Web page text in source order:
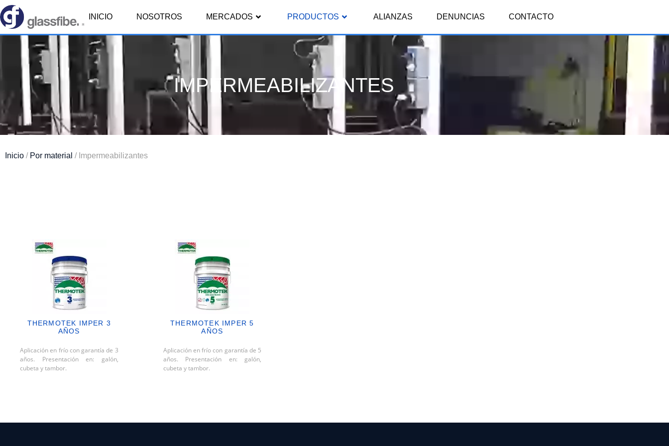
INICIO NOSOTROS MERCADOS PRODUCTOS ALIANZAS DENUNCIAS CONTACTO
IMPERMEABILIZANTES
Inicio / Por material / Impermeabilizantes
THERMOTEK IMPER 3
AÑOS
Aplicación en frío con garantía de 3
años. Presentación en: galón,
cubeta y tambor.
THERMOTEK IMPER 5
AÑOS
Aplicación en frío con garantía de 5
años. Presentación en: galón,
cubeta y tambor.